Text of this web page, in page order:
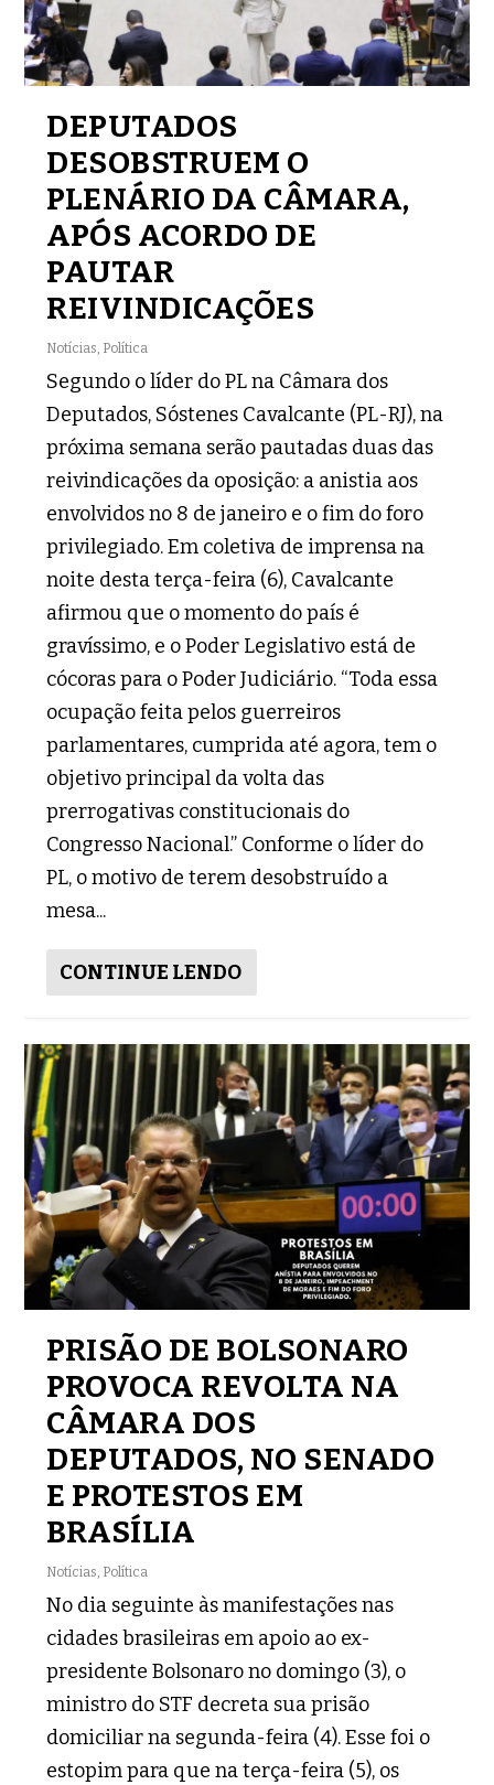
DEPUTADOS
DESOBSTRUEM O
PLENÁRIO DA CÂMARA,
APÓS ACORDO DE
PAUTAR
REIVINDICAÇÕES
Notícias Política
Segundo o líder do PL na Câmara dos
Deputados, Sóstenes Cavalcante (PL-RJ), na
próxima semana serão pautadas duas das
reivindicações da oposição: a anistia aos
envolvidos no 8 de janeiro e o fim do foro
privilegiado. Em coletiva de imprensa na
noite desta terça-feira (6), Cavalcante
afirmou que o momento do país é
gravíssimo, e o Poder Legislativo está de
cócoras para o Poder Judiciário. “Toda essa
ocupação feita pelos guerreiros
parlamentares, cumprida até agora, tem o
objetivo principal da volta das
prerrogativas constitucionais do
Congresso Nacional.” Conforme o líder do
PL, o motivo de terem desobstruído a
mesa...
CONTINUE LENDO
PRISÃO DE BOLSONARO
PROVOCA REVOLTA NA
CÂMARA DOS
DEPUTADOS, NO SENADO
E PROTESTOS EM
BRASÍLIA
Notícias, Política
No dia seguinte às manifestações nas
cidades brasileiras em apoio ao ex-
presidente Bolsonaro no domingo (3), o
ministro do STF decreta sua prisão
domiciliar na segunda-feira (4). Esse foi o
estopim para que na terça-feira (5), os